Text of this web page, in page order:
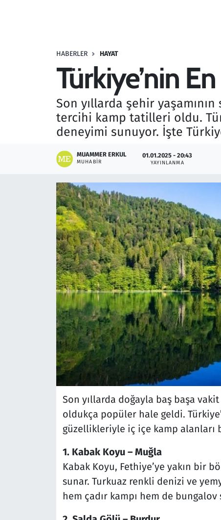
HABERLER HAYAT
Türkiye’nin
Son yıllarda şehir
tercihi kamp tatilleri oldu.
deneyimi sunuyor. İşte
MUAMMER ERKUL
MUHABIR
01.01.2025 - 20:43
YAYINLANMA
Son yıllarda doğayla baş başa
oldukça popüler hale geldi.
güzellikleriyle iç içe kamp alanları
1. Kabak Koyu – Muğla
Kabak Koyu, Fethiye’ye yakın bir
sunar. Turkuaz renkli denizi ve
hem çadır kampı hem de
Savunma Sanayi
Seçim 2023
Televizyon